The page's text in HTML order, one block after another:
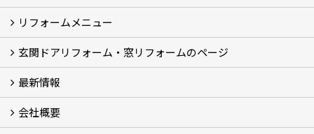
フォトギャラリー
BeforeAfter (29)
お客様の声
リフォームメニュー
リフォームの流れ
窓リフォーム (3)
玄関ドアリフォーム (2)
キッチンリフォーム (4)
浴室リフォーム (3)
トイレリフォーム (5)
洗面リフォーム (2)
マンションリフォーム (3)
収納リフォーム
カーポート工事
風除室工事
ウッドデッキ・タイルデッキ工事
エクステリア工事 (2)
内装リフォーム
雨樋設置・修繕
外壁張替・塗装 (2)
エアコン取付工事
玄関ドアリフォーム・窓リフォームのページ
玄関ドアリフォーム
内窓交換・外窓交換・ガラス交換 (18)
最新情報
補助金情報
各種キャンペーン (2)
会社概要